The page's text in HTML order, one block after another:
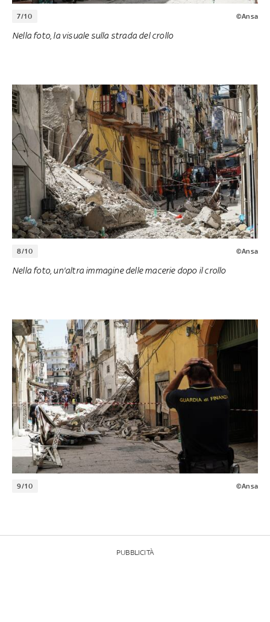
7/10 ©Ansa
Nella foto, la visuale sulla strada del crollo
8/10 ©Ansa
Nella foto, un'altra immagine delle macerie dopo il crollo
9/10 ©Ansa
PUBBLICITÀ